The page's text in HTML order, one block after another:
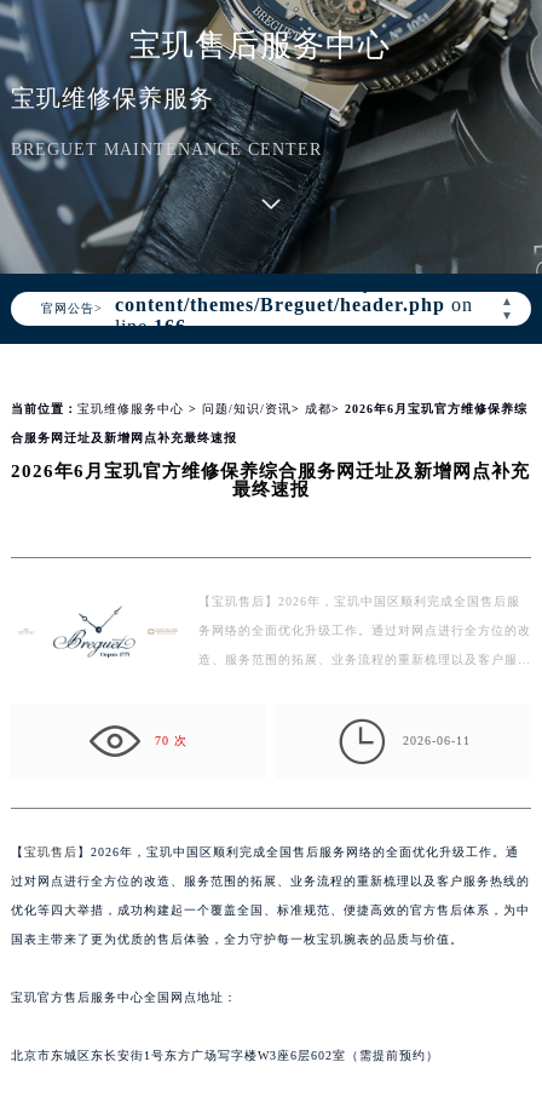
宝玑售后服务中心
宝玑维修保养服务
BREGUET MAINTENANCE CENTER
官网公告>
▲
▼
Warning: Invalid argument supplied for
foreach() in
content/themes/Breguet/header.php on
line166
当前位置： 宝玑维修服务中心 > 问题/知识/资讯> 成都> 2026年6月宝玑官方维修保养综
合服务网迁址及新增网点补充最终速报
2026年6月宝玑官方维修保养综合服务网迁址及新增网点补充
最终速报
【宝玑售后】2026年，宝玑中国区顺利完成全国售后服
务网络的全面优化升级工作。通过对网点进行全方位的改
造、服务范围的拓展、业务流程的重新梳理以及客户服务
70 次
 2026-06-11
【 宝玑售后 】2026年，宝玑中国区顺利完成全国售后服务网络的全面优化升级工作。通
过对网点进行全方位的改造、服务范围的拓展、业务流程的重新梳理以及客户服务热线的
优化等四大举措，成功构建起一个覆盖全国、标准规范、便捷高效的官方售后体系，为中
国表主带来了更为优质的售后体验，全力守护每一枚宝玑腕表的品质与价值。
宝玑官方售后服务中心全国网点地址：
北京市东城区东长安街1号东方广场写字楼W3座6层602室（需提前预约）